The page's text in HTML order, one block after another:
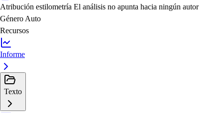
Atribución estilometría El análisis no apunta hacia ningún autor
Género Auto
Recursos
Informe
Texto